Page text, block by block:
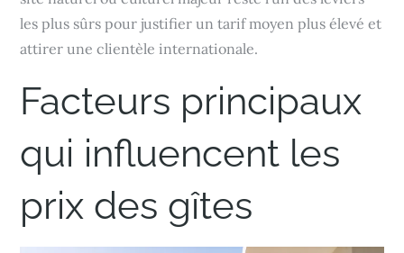
les plus sûrs pour justifier un tarif moyen plus élevé et
attirer une clientèle internationale.
Facteurs principaux
qui influencent les
prix des gîtes